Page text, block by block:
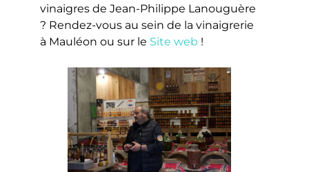
vinaigres de Jean-Philippe Lanouguère
? Rendez-vous au sein de la vinaigrerie
à Mauléon ou sur le Site web !